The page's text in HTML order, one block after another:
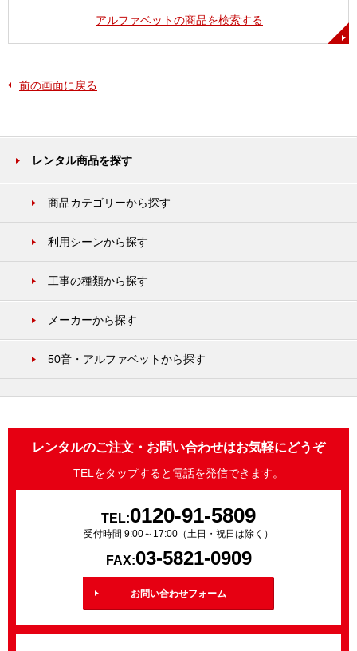
アルファベットの商品を検索する
前の画面に戻る
レンタル商品を探す
商品カテゴリーから探す
利用シーンから探す
工事の種類から探す
メーカーから探す
50音・アルファベットから探す
レンタルのご注文・お問い合わせはお気軽にどうぞ
TELをタップすると電話を発信できます。
TEL:0120-91-5809
受付時間 9:00～17:00（土日・祝日は除く）
FAX:03-5821-0909
お問い合わせフォーム